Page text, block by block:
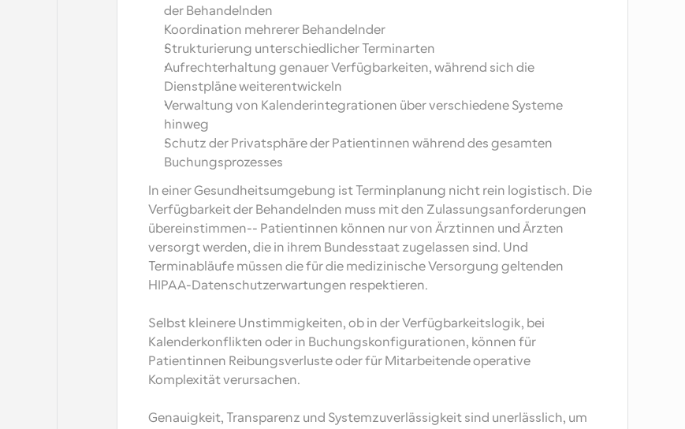
der Behandelnden
Koordination mehrerer Behandelnder
Strukturierung unterschiedlicher Terminarten
Aufrechterhaltung genauer Verfügbarkeiten, während sich die
Dienstpläne weiterentwickeln
Verwaltung von Kalenderintegrationen über verschiedene Systeme
hinweg
Schutz der Privatsphäre der Patientinnen während des gesamten
Buchungsprozesses
In einer Gesundheitsumgebung ist Terminplanung nicht rein logistisch. Die
Verfügbarkeit der Behandelnden muss mit den Zulassungsanforderungen
übereinstimmen-- Patientinnen können nur von Ärztinnen und Ärzten
versorgt werden, die in ihrem Bundesstaat zugelassen sind. Und
Terminabläufe müssen die für die medizinische Versorgung geltenden
HIPAA-Datenschutzerwartungen respektieren.
Selbst kleinere Unstimmigkeiten, ob in der Verfügbarkeitslogik, bei
Kalenderkonflikten oder in Buchungskonfigurationen, können für
Patientinnen Reibungsverluste oder für Mitarbeitende operative
Komplexität verursachen.
Genauigkeit, Transparenz und Systemzuverlässigkeit sind unerlässlich, um